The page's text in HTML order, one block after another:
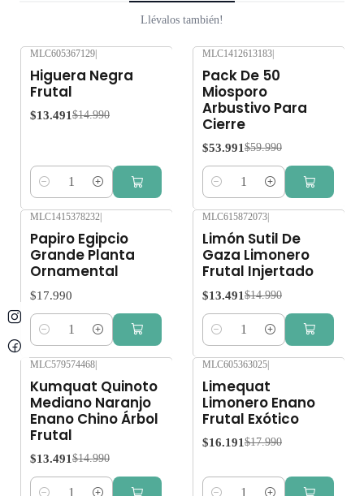
Llévalos también!
MLC605367129|
Higuera Negra
Frutal
$13.491 $14.990
Cantidad
MLC1412613183|
Pack De 50
Miosporo
Arbustivo Para
Cierre
$53.991 $59.990
Cantidad
MLC1415378232
Papiro Egipcio
Grande Planta
Ornamental
$17.990
Cantidad
MLC615872073
Limón Sutil De
Gaza Limonero
Frutal Injertado
$13.491 $14.990
Cantidad
MLC579574468|
Kumquat Quinoto
Mediano Naranjo
Enano Chino Árbol
Frutal
$13.491 $14.990
MLC605363025|
Limequat
Limonero Enano
Frutal Exótico
$16.191 $17.990